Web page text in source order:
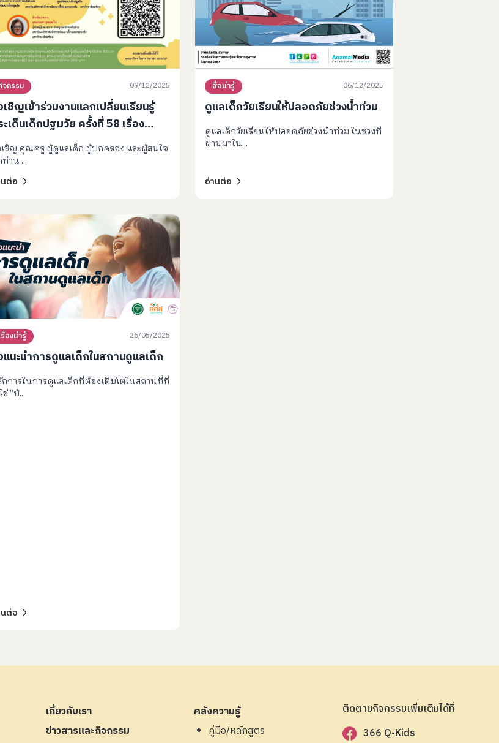
จกรรม 09/12/2025
เชิญเข้าร่วมงานแลกเปลี่ยนเรียนรู้
ะเด็นเด็กปฐมวัย ครั้งที่ 58 เรื่อง
“กิจกรรมส่งเสริมการเรียนรู้ทางสังคม
อารมณ์ (SEL)”
ชิญ คุณครู ผู้ดูแลเด็ก ผู้ปกครอง และผู้สนใจ
าน ...
ต่อ
สื่อน่ารู้ 06/12/2025
ดูแลเด็กวัยเรียนให้ปลอดภัยช่วงน้ำท่วม
ดูแลเด็กวัยเรียนให้ปลอดภัยช่วงน้ำท่วม ในช่วงที่
ผ่านมาใน...
อ่านต่อ
รื่องน่ารู้ 26/05/2025
แนะนำการดูแลเด็กในสถานดูแลเด็ก
การในการดูแลเด็กที่ต้องเติบโตในสถานที่ที่
ช่ “บ้...
ต่อ
เกี่ยวกับเรา
ข่าวสารและกิจกรรม
คลังความรู้
คู่มือ/หลักสูตร
ติดตามกิจกรรมเพิ่มเติมได้ที่
366 Q-Kids